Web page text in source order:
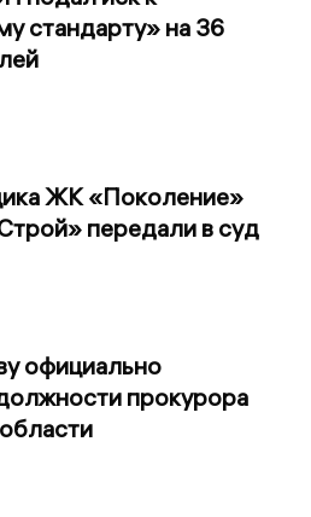
стандарту» на 36
ЖК «Поколение»
передали в суд
официально
прокурора